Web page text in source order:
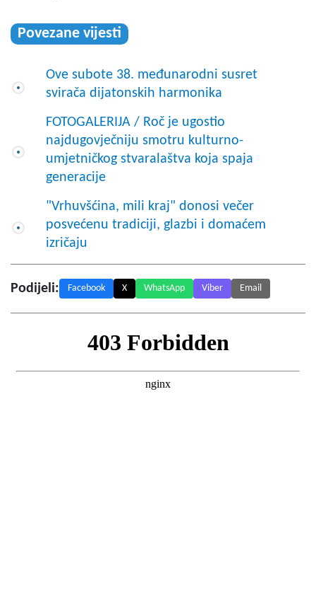
Povezane vijesti
Ove subote 38. međunarodni susret
svirača dijatonskih harmonika
FOTOGALERIJA / Roč je ugostio
najdugovječniju smotru kulturno-
umjetničkog stvaralaštva koja spaja
generacije
"Vrhuvšćina, mili kraj" donosi večer
posvećenu tradiciji, glazbi i domaćem
izričaju
Podijeli: Facebook X WhatsApp Viber Email